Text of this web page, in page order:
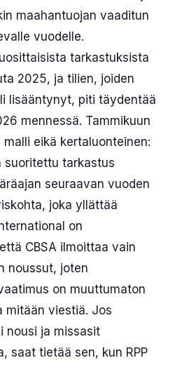
maahantuojan vaaditun
vuodelle.
tarkastuksista
2025, ja tilien, joiden
lisääntynyt, piti täydentää
mennessä. Tammikuun
eikä kertaluonteinen:
suoritettu tarkastus
seuraavan vuoden
joka yllättää
on
CBSA ilmoittaa vain
noussut, joten
on muuttumaton
mitään viestiä. Jos
nousi ja missasit
saat tietää sen, kun RPP